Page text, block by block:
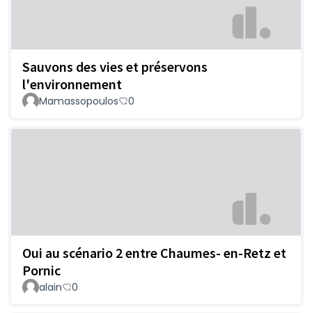
Sauvons des vies et préservons
l'environnement
Mamassopoulos 0
Oui au scénario 2 entre Chaumes- en-Retz et
Pornic
alain 0